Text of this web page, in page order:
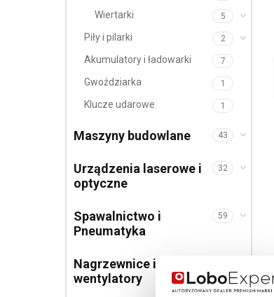
Wiertarki 5
Piły i pilarki 2
Akumulatory i ładowarki 7
Gwoździarka 1
Klucze udarowe 1
Maszyny budowlane 43
Urządzenia laserowe i
optyczne
32
Spawalnictwo i
Pneumatyka
59
Nagrzewnice i
wentylatory